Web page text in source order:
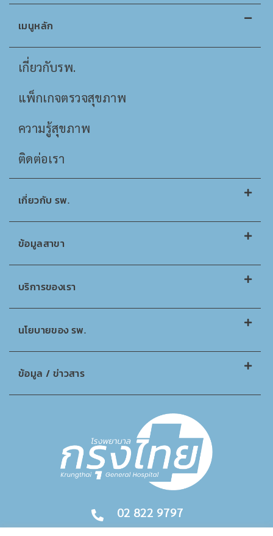
เมนูหลัก
เกี่ยวกับรพ.
แพ็กเกจตรวจสุขภาพ
ความรู้สุขภาพ
ติดต่อเรา
เกี่ยวกับ รพ.
ข้อมูลสาขา
บริการของเรา
นโยบายของ รพ.
ข้อมูล / ข่าวสาร
02 822 9797